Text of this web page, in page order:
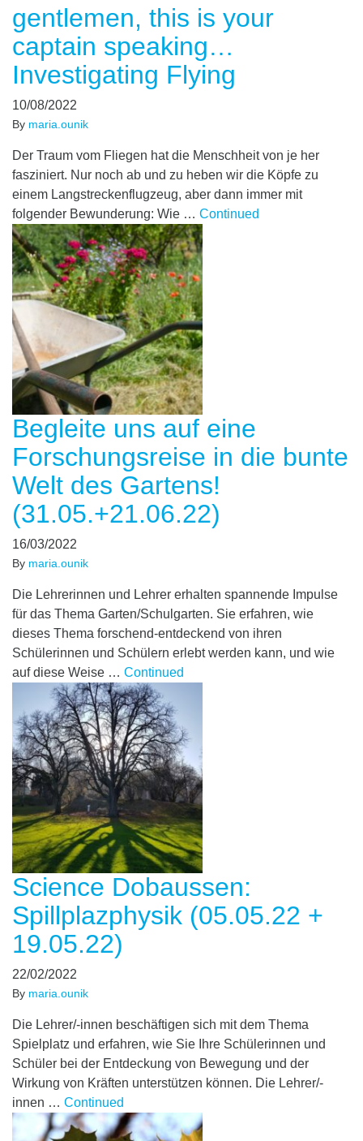
gentlemen, this is your
captain speaking…
Investigating Flying
10/08/2022
By maria.ounik
Der Traum vom Fliegen hat die Menschheit von je her
fasziniert. Nur noch ab und zu heben wir die Köpfe zu
einem Langstreckenflugzeug, aber dann immer mit
folgender Bewunderung: Wie … Continued
Begleite uns auf eine
Forschungsreise in die bunte
Welt des Gartens!
(31.05.+21.06.22)
16/03/2022
By maria.ounik
Die Lehrerinnen und Lehrer erhalten spannende Impulse
für das Thema Garten/Schulgarten. Sie erfahren, wie
dieses Thema forschend-entdeckend von ihren
Schülerinnen und Schülern erlebt werden kann, und wie
auf diese Weise … Continued
Science Dobaussen:
Spillplazphysik (05.05.22 +
19.05.22)
22/02/2022
By maria.ounik
Die Lehrer/-innen beschäftigen sich mit dem Thema
Spielplatz und erfahren, wie Sie Ihre Schülerinnen und
Schüler bei der Entdeckung von Bewegung und der
Wirkung von Kräften unterstützen können. Die Lehrer/-
innen … Continued